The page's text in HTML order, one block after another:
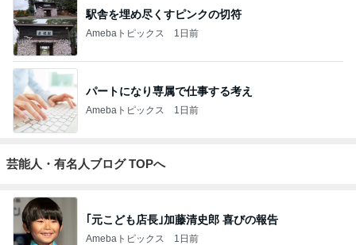
駅舎を埋め尽くすピンクの切符
Amebaトピックス 1日前
パートになり専属で仕事する考え
Amebaトピックス 1日前
芸能人・有名人ブログ TOPへ
｢元こども店長｣加藤清史郎 喜びの報告
Amebaトピックス 1日前